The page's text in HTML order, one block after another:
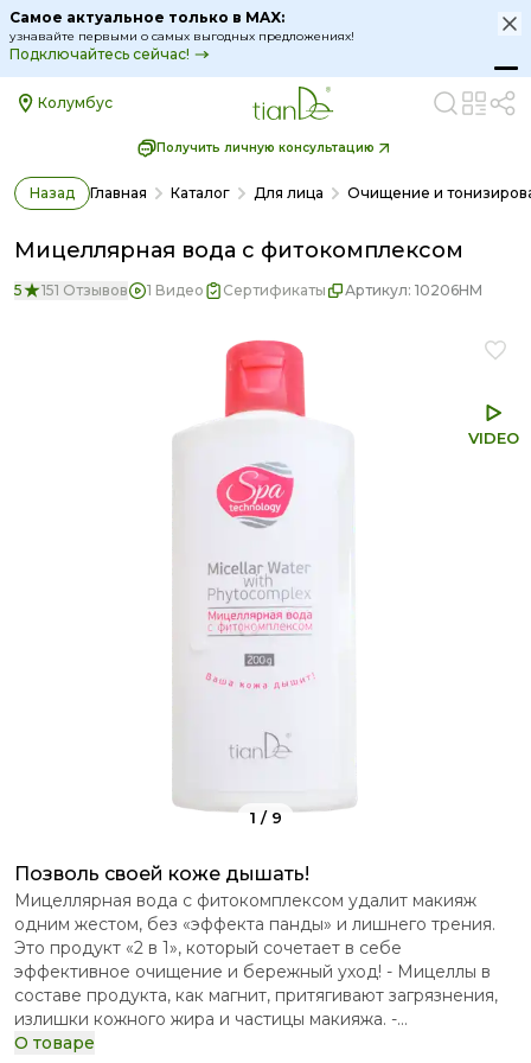
только в MAX:
о самых выгодных предложениях!
сейчас!
Самое
узнавайте
Колумбус
Получить личную консультацию
Назад Главная Каталог Для лица Очищение и
Мицеллярная вода с фитокомплексом
5 151 Отзывов 1 Видео Сертификаты Артикул: 10206HM
VIDEO
1 / 9
Позволь своей коже дышать!
Мицеллярная вода с фитокомплексом удалит макияж
одним жестом, без «эффекта панды» и лишнего трения.
Это продукт «2 в 1», который сочетает в себе
эффективное очищение и бережный уход! - Мицеллы в
составе продукта, как магнит, притягивают загрязнения,
излишки кожного жира и частицы макияжа. -
Фитокомплекс на основе хмеля, ромашки, конского
О товаре